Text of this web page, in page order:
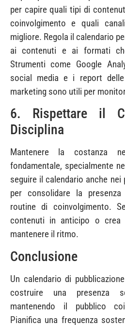
per capire quali tipi di
coinvolgimento e quali
migliore. Regola il calendario
ai contenuti e ai formati
Strumenti come Google
social media e i report
marketing sono utili per
6. Rispettare il
Disciplina
Mantenere la costanza
fondamentale, specialmente
seguire il calendario anche nei
per consolidare la
routine di coinvolgimento.
contenuti in anticipo o
mantenere il ritmo.
Conclusione
Un calendario di
costruire una presenza
mantenendo il pubblico
Pianifica una frequenza